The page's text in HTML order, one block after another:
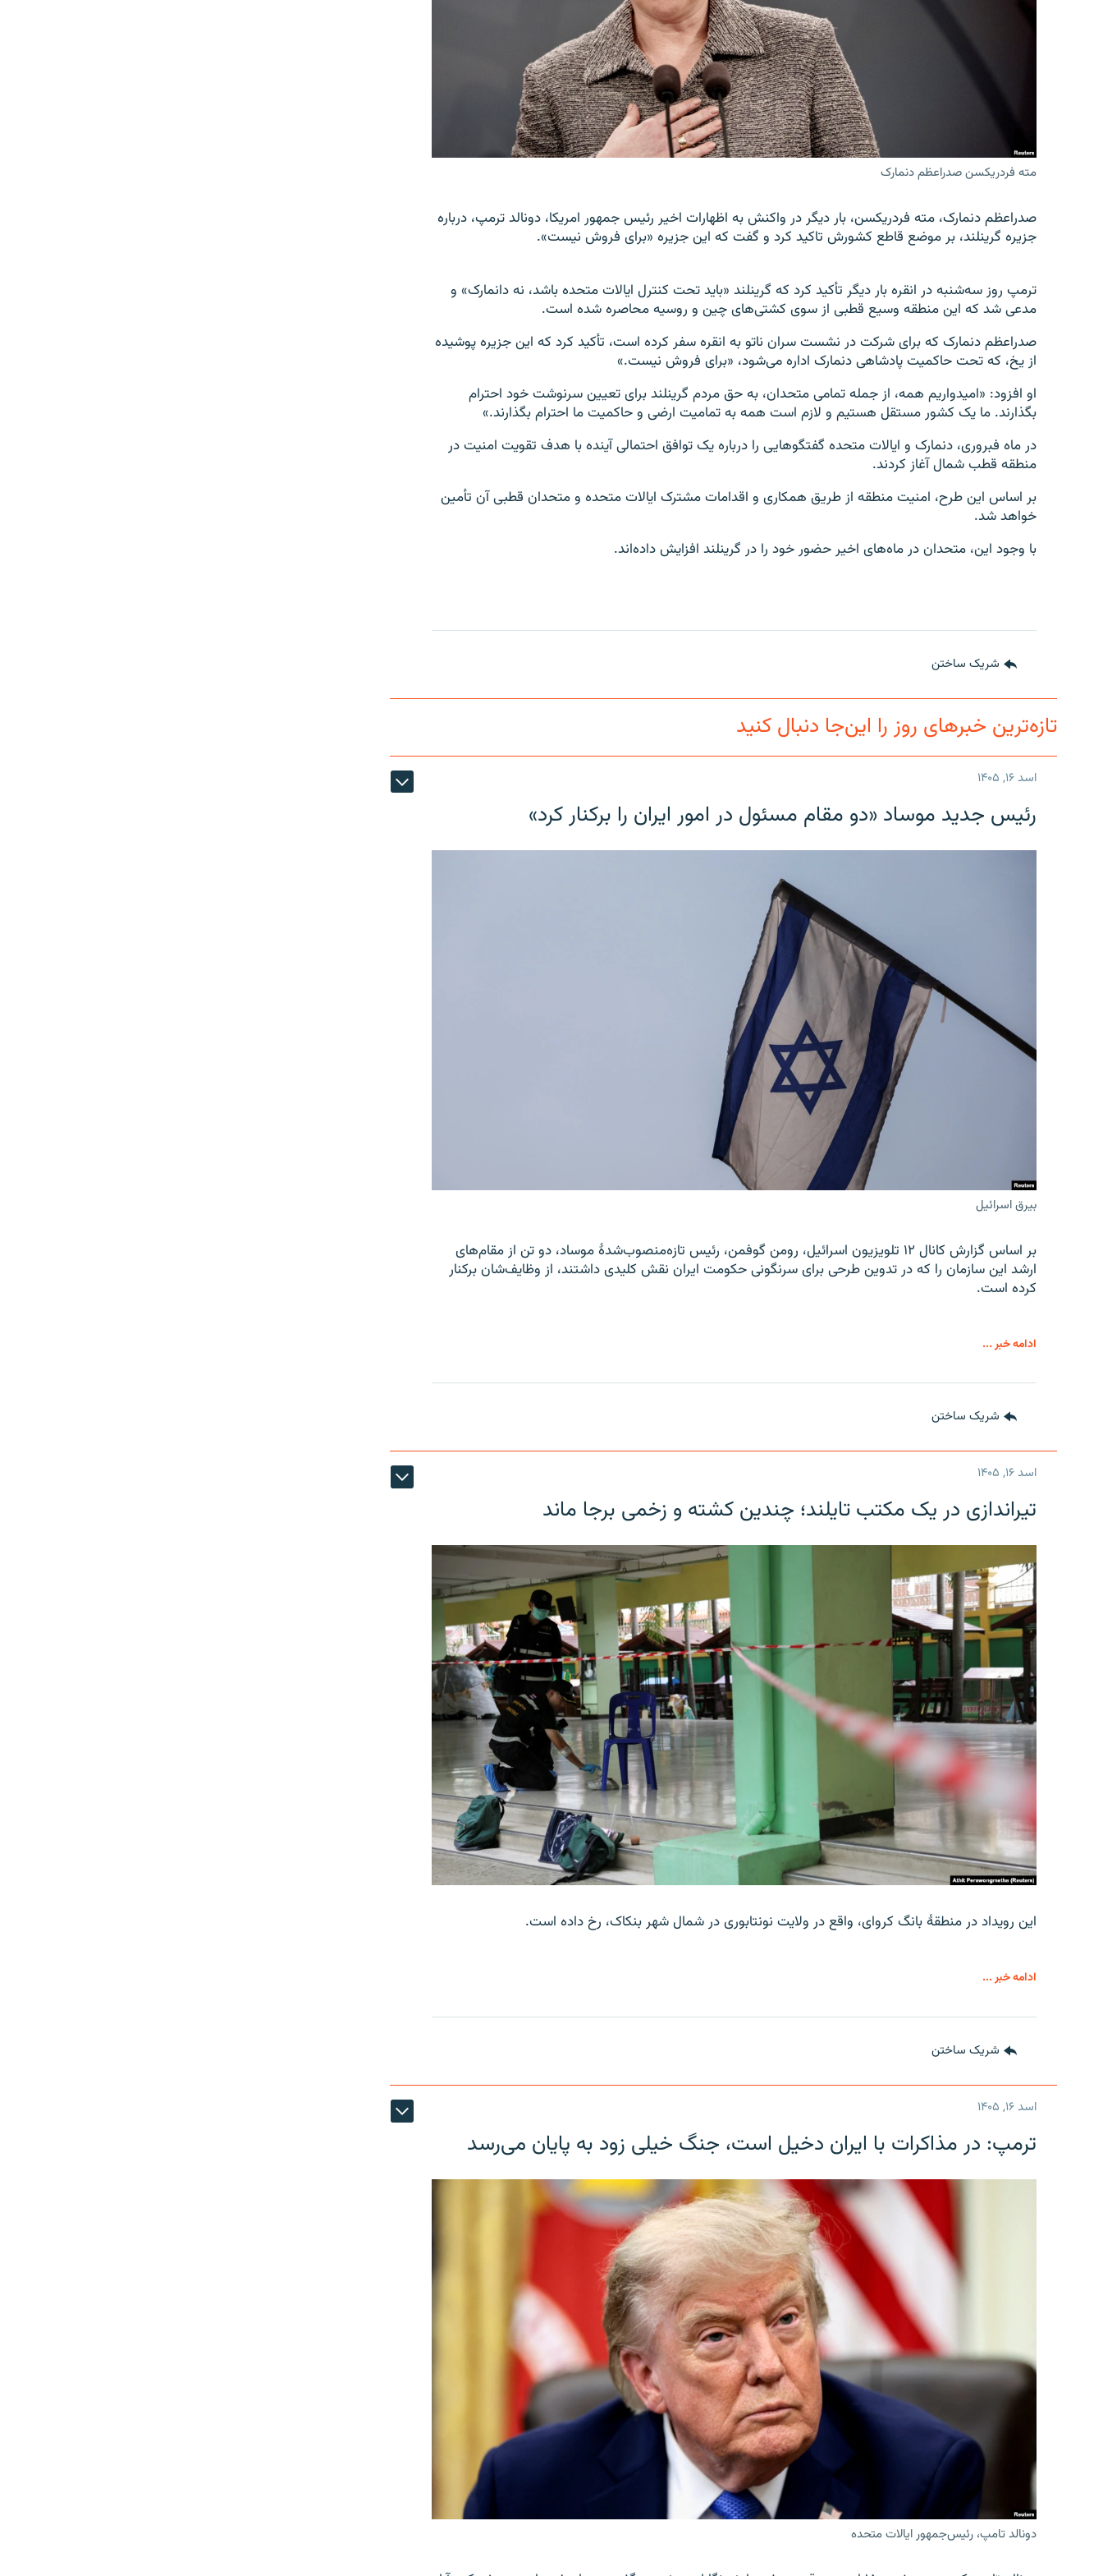
مته فردریکسن صدراعظم دنمارک
صدراعظم دنمارک، مته فردریکسن، بار دیگر در واکنش به اظهارات اخیر رئیس ‌جمهور امریکا، دونالد ترمپ، درباره
جزیره گرینلند، بر موضع قاطع کشورش تاکید کرد و گفت که این جزیره «برای فروش نیست».
ترمپ روز سه‌شنبه در انقره بار دیگر تأکید کرد که گرینلند «باید تحت کنترل ایالات متحده باشد، نه دانمارک» و
مدعی شد که این منطقه وسیع قطبی از سوی کشتی‌های چین و روسیه محاصره شده است.
صدراعظم دنمارک که برای شرکت در نشست سران ناتو به انقره سفر کرده است، تأکید کرد که این جزیره پوشیده
از یخ، که تحت حاکمیت پادشاهی دنمارک اداره می‌شود، «برای فروش نیست.»
او افزود: «امیدواریم همه، از جمله تمامی متحدان، به حق مردم گرینلند برای تعیین سرنوشت خود احترام
بگذارند. ما یک کشور مستقل هستیم و لازم است همه به تمامیت ارضی و حاکمیت ما احترام بگذارند.»
در ماه فبروری، دنمارک و ایالات متحده گفتگوهایی را درباره یک توافق احتمالی آینده با هدف تقویت امنیت در
منطقه قطب شمال آغاز کردند.
بر اساس این طرح، امنیت منطقه از طریق همکاری و اقدامات مشترک ایالات متحده و متحدان قطبی آن تأمین
خواهد شد.
با وجود این، متحدان در ماه‌های اخیر حضور خود را در گرینلند افزایش داده‌اند.
شریک ساختن
تازه‌ترین خبرهای روز را این‌جا دنبال کنید
اسد ۱۶, ۱۴۰۵
رئیس جدید موساد «دو مقام مسئول در امور ایران را برکنار کرد»
بیرق اسرائیل
بر اساس گزارش کانال ۱۲ تلویزیون اسرائیل، رومن گوفمن، رئیس تازه‌منصوب‌شدۀ موساد، دو تن از مقام‌های
ارشد این سازمان را که در تدوین طرحی برای سرنگونی حکومت ایران نقش کلیدی داشتند، از وظایف‌شان برکنار
کرده است.
ادامه خبر ...
شریک ساختن
اسد ۱۶, ۱۴۰۵
تیراندازی در یک مکتب تایلند؛ چندین کشته و زخمی برجا ماند
این رویداد در منطقۀ بانگ کروای، واقع در ولایت نونتابوری در شمال شهر بنکاک، رخ داده است.
ادامه خبر ...
شریک ساختن
اسد ۱۶, ۱۴۰۵
ترمپ: در مذاکرات با ایران دخیل است، جنگ خیلی زود به پایان می‌رسد
دونالد تامپ، رئیس‌جمهور ایالات متحده